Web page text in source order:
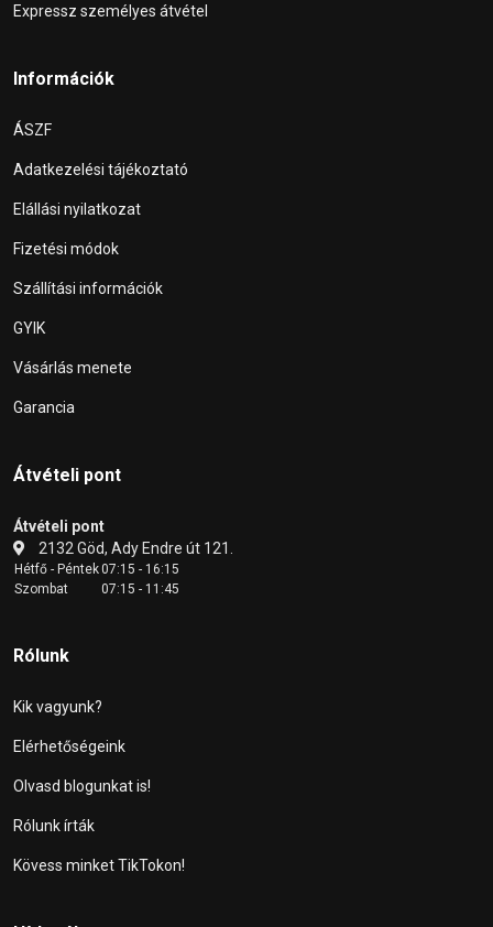
Expressz személyes átvétel
Információk
ÁSZF
Adatkezelési tájékoztató
Elállási nyilatkozat
Fizetési módok
Szállítási információk
GYIK
Vásárlás menete
Garancia
Átvételi pont
Átvételi pont
2132 Göd, Ady Endre út 121.
Hétfő - Péntek07:15 - 16:15
Szombat
07:15 - 11:45
Rólunk
Kik vagyunk?
Elérhetőségeink
Olvasd blogunkat is!
Rólunk írták
Kövess minket TikTokon!